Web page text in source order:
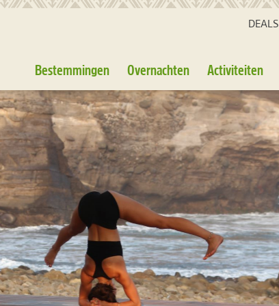
DEALS
Bestemmingen Overnachten Activiteiten